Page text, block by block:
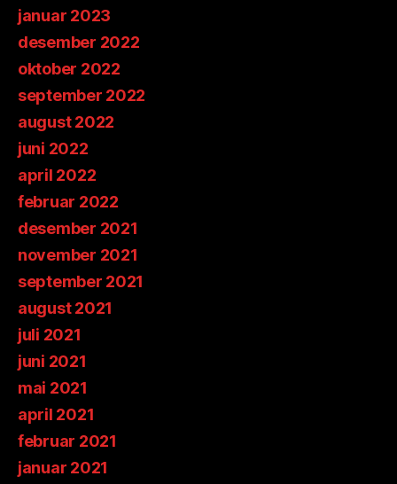
januar 2023
desember 2022
oktober 2022
september 2022
august 2022
juni 2022
april 2022
februar 2022
desember 2021
november 2021
september 2021
august 2021
juli 2021
juni 2021
mai 2021
april 2021
februar 2021
januar 2021